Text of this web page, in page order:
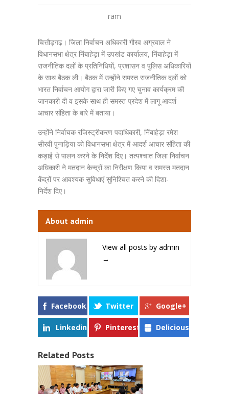
ram
चित्तौड़गढ़। जिला निर्वाचन अधिकारी गौरव अग्रवाल ने
विधानसभा क्षेत्र निंबाहेड़ा में उपखंड कार्यालय, निंबाहेड़ा में
राजनीतिक दलों के प्रतिनिधियों, प्रशासन व पुलिस अधिकारियों
के साथ बैठक ली। बैठक में उन्होंने समस्त राजनीतिक दलों को
भारत निर्वाचन आयोग द्वारा जारी किए गए चुनाव कार्यक्रम की
जानकारी दी व इसके साथ ही समस्त प्रदेश में लागू आदर्श
आचार संहिता के बारे में बताया।
उन्होंने निर्वाचक रजिस्ट्रीकरण पदाधिकारी, निंबाहेड़ा रमेश
सीरवी पुनाड़िया को विधानसभा क्षेत्र में आदर्श आचार संहिता की
कड़ाई से पालन करने के निर्देश दिए। तत्पश्चात जिला निर्वाचन
अधिकारी ने मतदान केन्द्रों का निरीक्षण किया व समस्त मतदान
केंद्रों पर आवश्यक सुविधाएं सुनिश्चित करने की दिशा-
निर्देश दिए।
About admin
View all posts by admin
→
Facebook Twitter Google+
Linkedin Pinterest Delicious
Related Posts